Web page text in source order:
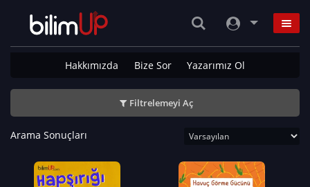
Hakkımızda Bize Sor Yazarımız Ol
Filtrelemeyi Aç
Arama Sonuçları